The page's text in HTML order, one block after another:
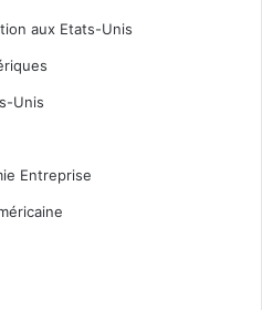
aux Etats-Unis
Unis
Entreprise